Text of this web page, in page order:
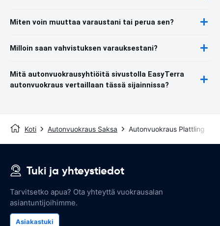
Miten voin muuttaa varaustani tai perua sen?
Milloin saan vahvistuksen varauksestani?
Mitä autonvuokrausyhtiöitä sivustolla EasyTerra
autonvuokraus vertaillaan tässä sijainnissa?
Koti Autonvuokraus Saksa Autonvuokraus Plattling
Tuki ja yhteystiedot
Tarvitsetko apua? Ota yhteyttä vuokrausalan
asiantuntijoihimme.
Asiakastuki